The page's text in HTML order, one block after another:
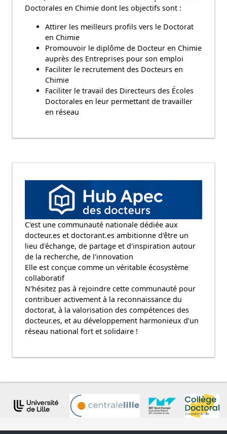
Doctorales en Chimie dont les objectifs sont :
Attirer les meilleurs profils vers le Doctorat
en Chimie
Promouvoir le diplôme de Docteur en Chimie
auprès des Entreprises pour son emploi
Faciliter le recrutement des Docteurs en
Chimie
Faciliter le travail des Directeurs des Écoles
Doctorales en leur permettant de travailler
en réseau
C'est une communauté nationale dédiée aux
docteur.es et doctorant.es ambitionne d'être un
lieu d'échange, de partage et d'inspiration autour
de la recherche, de l'innovation
Elle est conçue comme un véritable écosystème
collaboratif
N'hésitez pas à rejoindre cette communauté pour
contribuer activement à la reconnaissance du
doctorat, à la valorisation des compétences des
docteur.es, et au développement harmonieux d’un
réseau national fort et solidaire !